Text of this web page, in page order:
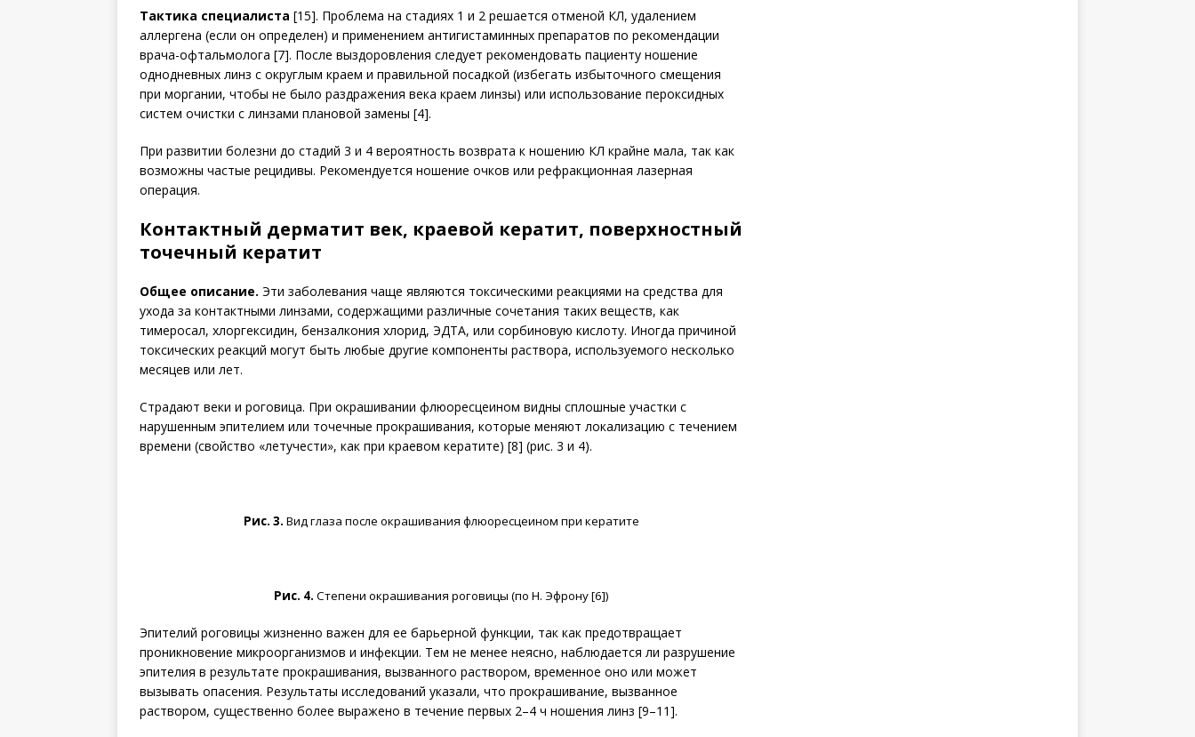
Тактика специалиста [15]. Проблема на стадиях 1 и 2 решается отменой КЛ, удалением
аллергена (если он определен) и применением антигистаминных препаратов по рекомендации
врача-офтальмолога [7]. После выздоровления следует рекомендовать пациенту ношение
однодневных линз с округлым краем и правильной посадкой (избегать избыточного смещения
при моргании, чтобы не было раздражения века краем линзы) или использование пероксидных
систем очистки с линзами плановой замены [4].
При развитии болезни до стадий 3 и 4 вероятность возврата к ношению КЛ крайне мала, так как
возможны частые рецидивы. Рекомендуется ношение очков или рефракционная лазерная
операция.
Контактный дерматит век, краевой кератит, поверхностный
точечный кератит
Общее описание. Эти заболевания чаще являются токсическими реакциями на средства для
ухода за контактными линзами, содержащими различные сочетания таких веществ, как
тимеросал, хлоргексидин, бензалкония хлорид, ЭДТА, или сорбиновую кислоту. Иногда причиной
токсических реакций могут быть любые другие компоненты раствора, используемого несколько
месяцев или лет.
Страдают веки и роговица. При окрашивании флюоресцеином видны сплошные участки с
нарушенным эпителием или точечные прокрашивания, которые меняют локализацию с течением
времени (свойство «летучести», как при краевом кератите) [8] (рис. 3 и 4).
Рис. 3. Вид глаза после окрашивания флюоресцеином при кератите
Рис. 4. Степени окрашивания роговицы (по Н. Эфрону [6])
Эпителий роговицы жизненно важен для ее барьерной функции, так как предотвращает
проникновение микроорганизмов и инфекции. Тем не менее неясно, наблюдается ли разрушение
эпителия в результате прокрашивания, вызванного раствором, временное оно или может
вызывать опасения. Результаты исследований указали, что прокрашивание, вызванное
раствором, существенно более выражено в течение первых 2–4 ч ношения линз [9–11].